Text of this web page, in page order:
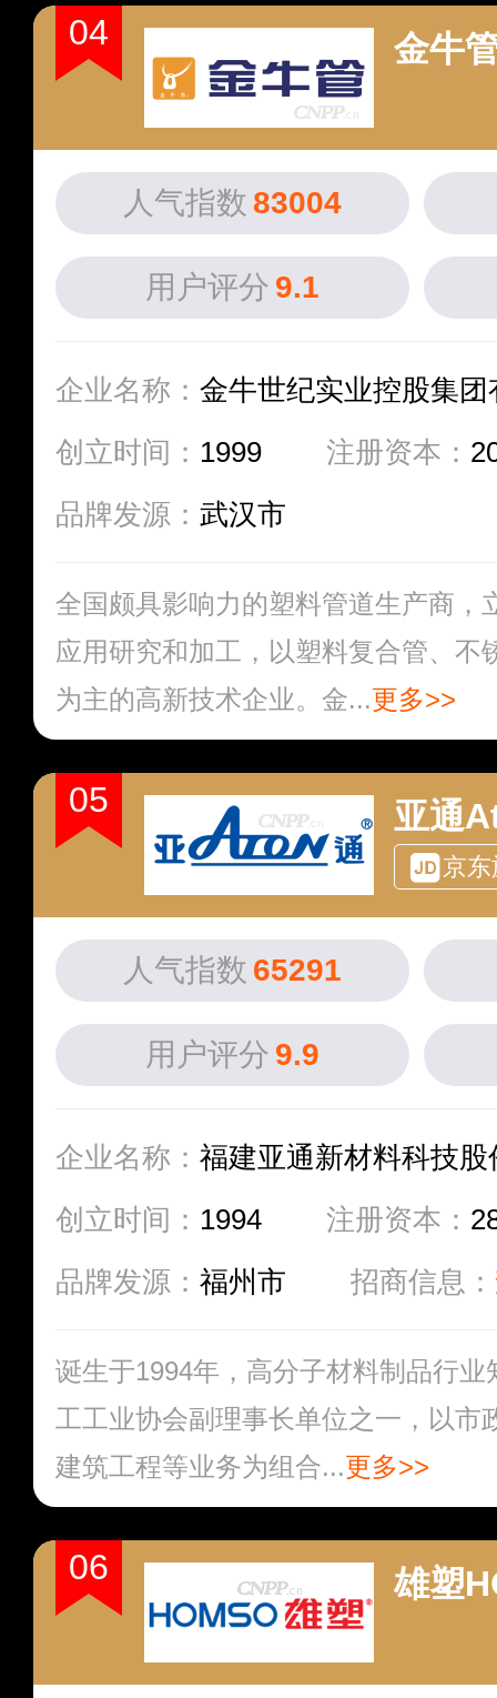
04 金牛
人气指数 83004
用户评分 9.1
企业名称： 金牛世纪实业控股集团
创立时间： 1999 注册资本：
品牌发源： 武汉市
全国颇具影响力的塑料管道生产商，
应用研究和加工，以塑料复合管、不
为主的高新技术企业。金...更多>>
05 亚通
京
人气指数 65291
用户评分 9.9
企业名称： 福建亚通新材料科技
创立时间： 1994 注册资本：
品牌发源： 福州市 招商信息：
诞生于1994年，高分子材料制品行
工工业协会副理事长单位之一，以市
建筑工程等业务为组合...更多>>
06 雄塑